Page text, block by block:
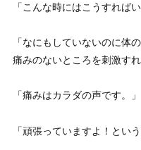
「こんな時にはこうすれば
「なにもしていないのに体
痛みのないところを刺激す
「痛みはカラダの声です。」
「頑張っていますよ！とい